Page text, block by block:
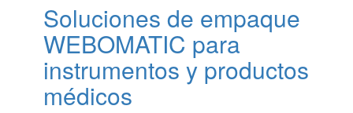
Soluciones de empaque
WEBOMATIC para
instrumentos y productos
médicos